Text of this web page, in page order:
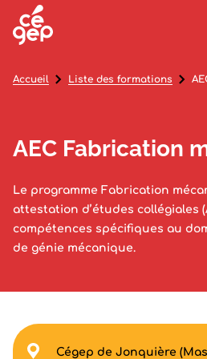
AEC Fabrication
Le programme Fabrication
attestation d’études collégiales
compétences spécifiques au
de génie mécanique.
Accueil Liste des formations
Cégep de Jonquière